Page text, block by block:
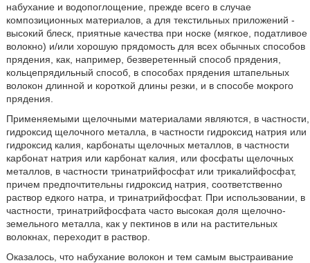
набухание и водопоглощение, прежде всего в случае
композиционных материалов, а для текстильных приложений -
высокий блеск, приятные качества при носке (мягкое, податливое
волокно) и/или хорошую прядомость для всех обычных способов
прядения, как, например, безверетенный способ прядения,
кольцепрядильный способ, в способах прядения штапельных
волокон длинной и короткой длины резки, и в способе мокрого
прядения.
Применяемыми щелочными материалами являются, в частности,
гидроксид щелочного металла, в частности гидроксид натрия или
гидроксид калия, карбонаты щелочных металлов, в частности
карбонат натрия или карбонат калия, или фосфаты щелочных
металлов, в частности тринатрийфосфат или трикалийфосфат,
причем предпочтительны гидроксид натрия, соответственно
раствор едкого натра, и тринатрийфосфат. При использовании, в
частности, тринатрийфосфата часто высокая доля щелочно-
земельного металла, как у пектинов в или на растительных
волокнах, переходит в раствор.
Оказалось, что набухание волокон и тем самым выстраивание